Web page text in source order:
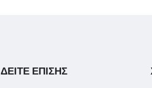
ΔΕΙΤΕ ΕΠΙΣΗΣ